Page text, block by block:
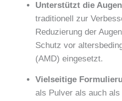
Unterstützt die
traditionell zur
Reduzierung der
Schutz vor
(AMD) eingesetzt.
Vielseitige
als Pulver als auch